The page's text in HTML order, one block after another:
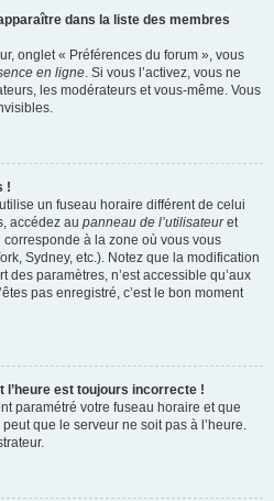
dans la liste des membres
onglet « Préférences du forum », vous
en ligne. Si vous l’activez, vous ne
les modérateurs et vous-même. Vous
!
un fuseau horaire différent de celui
accédez au panneau de l’utilisateuret
à la zone où vous vous
Sydney, etc.). Notez que la modification
paramètres, n’est accessible qu’aux
pas enregistré, c’est le bon moment
l’heure est toujours incorrecte !
paramétré votre fuseau horaire et que
que le serveur ne soit pas à l’heure.